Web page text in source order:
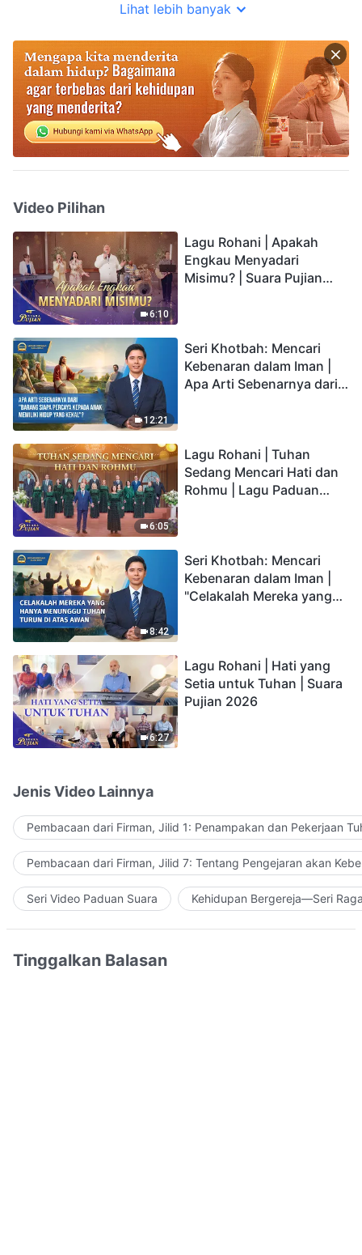
Lihat lebih banyak
Video Pilihan
6:10
Lagu Rohani | Apakah
Engkau Menyadari
Misimu? | Suara Pujian
12:21
Seri Khotbah: Mencari
Kebenaran dalam Iman |
Apa Arti Sebenarnya dari
6:05
Lagu Rohani | Tuhan
Sedang Mencari Hati dan
Rohmu | Lagu Paduan
8:42
Seri Khotbah: Mencari
Kebenaran dalam Iman |
"Celakalah Mereka yang
6:27
Lagu Rohani | Hati yang
Setia untuk Tuhan | Suara
Pujian 2026
Jenis Video Lainnya
Pembacaan dari Firman, Jilid 1: Penampakan dan Pekerjaan
Pembacaan dari Firman, Jilid 7: Tentang Pengejaran akan
Seri Video Paduan Suara Kehidupan Bergereja—Seri
Tinggalkan Balasan